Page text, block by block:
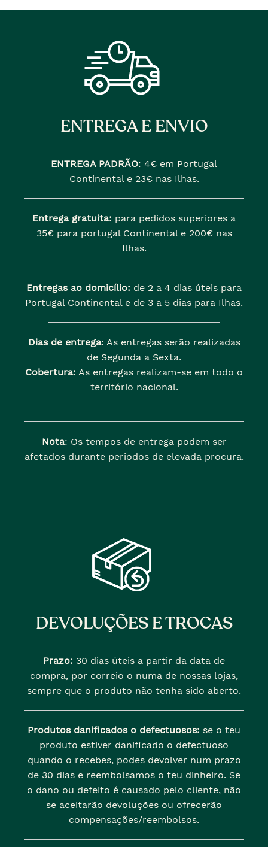
ENTREGA E ENVIO
ENTREGA PADRÃO: 4€ em Portugal
Continental e 23€ nas Ilhas.
Entrega gratuita: para pedidos superiores a
35€ para portugal Continental e 200€ nas
Ilhas.
Entregas ao domicílio: de 2 a 4 dias úteis para
Portugal Continental e de 3 a 5 dias para Ilhas.
Dias de entrega: As entregas serão realizadas
de Segunda a Sexta.
Cobertura: As entregas realizam-se em todo o
território nacional.
Nota: Os tempos de entrega podem ser
afetados durante periodos de elevada procura.
DEVOLUÇÕES E TROCAS
Prazo: 30 dias úteis a partir da data de
compra, por correio o numa de nossas lojas,
sempre que o produto não tenha sido aberto.
Produtos danificados o defectuosos: se o teu
produto estiver danificado o defectuoso
quando o recebes, podes devolver num prazo
de 30 dias e reembolsamos o teu dinheiro. Se
o dano ou defeito é causado pelo cliente, não
se aceitarão devoluções ou ofrecerão
compensações/reembolsos.